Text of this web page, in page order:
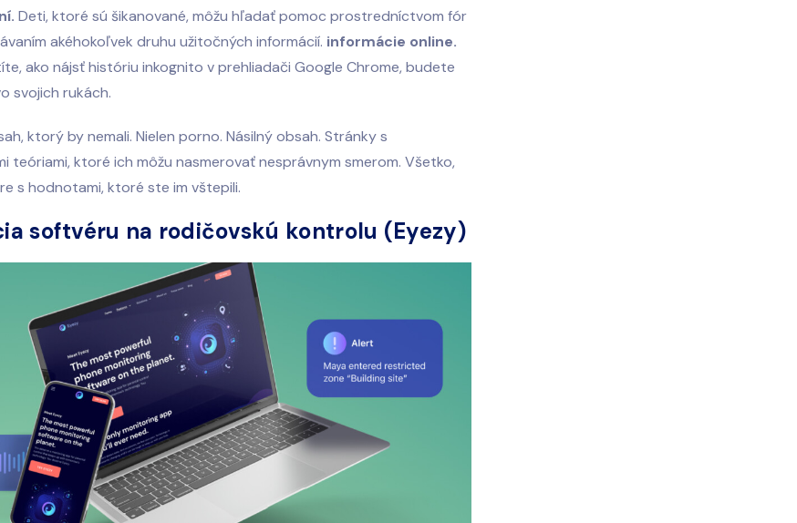
Deti, ktoré sú šikanované, môžu hľadať pomoc prostredníctvom fór
akéhokoľvek druhu užitočných informácií. informácie online.
ako nájsť históriu inkognito v prehliadači Google Chrome, budete
svojich rukách.
ktorý by nemali. Nielen porno. Násilný obsah. Stránky s
teóriami, ktoré ich môžu nasmerovať nesprávnym smerom. Všetko,
s hodnotami, ktoré ste im vštepili.
softvéru na rodičovskú kontrolu (Eyezy)